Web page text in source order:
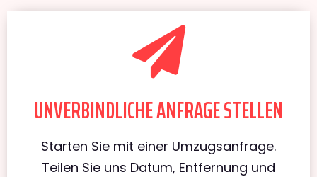
UNVERBINDLICHE ANFRAGE STELLEN
Starten Sie mit einer Umzugsanfrage.
Teilen Sie uns Datum, Entfernung und